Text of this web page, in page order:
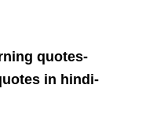
quotes-
in hindi-